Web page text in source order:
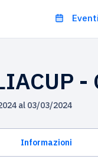
Eventi
-
al 03/03/2024
Informazioni